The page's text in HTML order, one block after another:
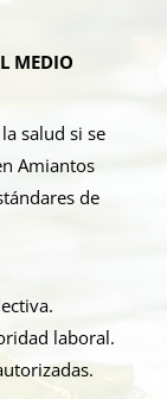
MEDIO
salud si se
Amiantos
de
laboral.